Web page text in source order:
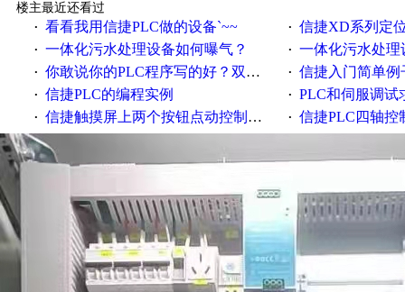
楼主最近还看过
· 看看我用信捷PLC做的设备`~~ · 信捷XD系列定
· 一体化污水处理设备如何曝气？ · 一体化污水处
· 你敢说你的PLC程序写的好？双伺服控制信捷PLC程序 · 信捷入门简单例
· 信捷PLC的编程实例 · PLC和伺服调试
· 信捷触摸屏上两个按钮点动控制电机正反转，为什么没脉冲输出 · 信捷PLC四轴控